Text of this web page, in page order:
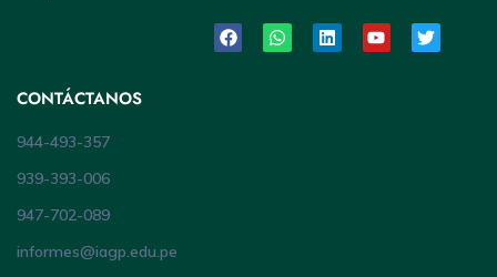
CONTÁCTANOS
944-493-357
939-393-006
947-702-089
informes@iagp.edu.pe